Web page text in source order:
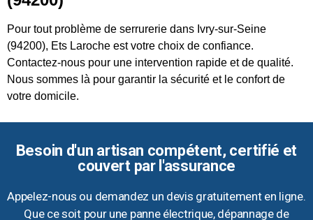
Pour tout problème de serrurerie dans Ivry-sur-Seine
(94200), Ets Laroche est votre choix de confiance.
Contactez-nous pour une intervention rapide et de qualité.
Nous sommes là pour garantir la sécurité et le confort de
votre domicile.
Besoin d'un artisan compétent, certifié et
couvert par l'assurance
Appelez-nous ou demandez un devis gratuitement en ligne.
Que ce soit pour une panne électrique, dépannage de